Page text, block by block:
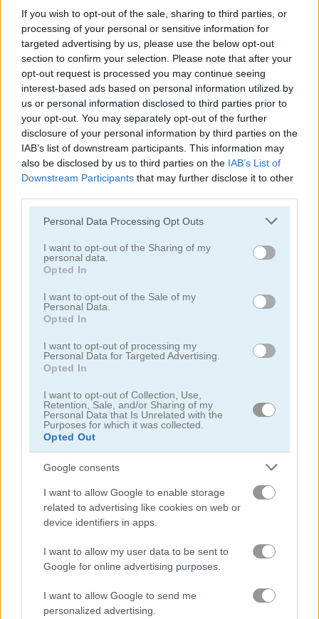
If you wish to opt-out of the sale, sharing to third parties, or
processing of your personal or sensitive information for
targeted advertising by us, please use the below opt-out
section to confirm your selection. Please note that after your
opt-out request is processed you may continue seeing
interest-based ads based on personal information utilized by
us or personal information disclosed to third parties prior to
your opt-out. You may separately opt-out of the further
disclosure of your personal information by third parties on the
IAB’s list of downstream participants. This information may
also be disclosed by us to third parties on the IAB’s List of
Downstream Participants that may further disclose it to other
Please note that this website/app uses one or more Google
not limited to your visit or usage behaviour. You may click to
grant or deny consent to Google and its third-party tags to
use your data for below specified purposes in below Google
consent section.
Personal Data Processing Opt Outs
I want to opt-out of the Sharing of my
personal data.
Opted In
I want to opt-out of the Sale of my
Personal Data.
Opted In
I want to opt-out of processing my
Personal Data for Targeted Advertising.
Opted In
I want to opt-out of Collection, Use,
Retention, Sale, and/or Sharing of my
Personal Data that Is Unrelated with the
Purposes for which it was collected.
Opted Out
Google consents
I want to allow Google to enable storage
related to advertising like cookies on web or
device identifiers in apps.
I want to allow my user data to be sent to
Google for online advertising purposes.
I want to allow Google to send me
personalized advertising.
Tower Fall Bottle Flip Mobile
Rising Squares Slime Road
관련 카테고리
닌자
시뮬레이션
피아노
무료 온라인 게임
게임플레이 영상